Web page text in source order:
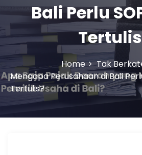
Bali Perlu
Home
Tak
Mengapa Perusahaan di Bali
Tertulis?